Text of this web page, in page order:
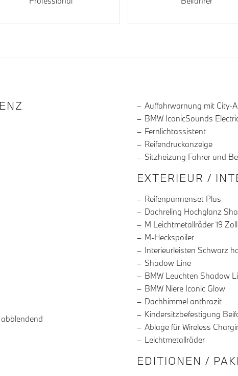
DIE AUSSTATTUNGAuffahrwarnung mit City-
BMW IconicSounds
Fernlichtassistent
Reifendruckanzeige
Sitzheizung Fahrer und
EXTERIEUR /
Reifenpannenset Plus
Dachreling Hochglanz
M Leichtmetallräder 19 Zoll
M-Heckspoiler
Interieurleisten Schwarz
Shadow Line
BMW Leuchten Shadow
BMW Niere Iconic Glow
Dachhimmel anthrazit
Kindersitzbefestigung
Ablage für Wireless
Leichtmetallräder
EDITIONEN /